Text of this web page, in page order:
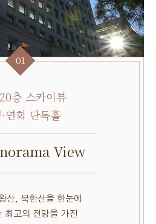
01
층 스카이뷰
연회 단독홀
View
산, 북한산을 한눈에
최고의 전망을 가진